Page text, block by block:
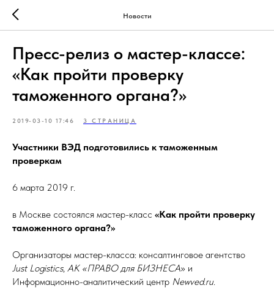
Новости
Пресс-релиз о мастер-классе:
«Как пройти проверку
таможенного органа?»
2019-03-10 17:46 3 СТРАНИЦА
Участники ВЭД подготовились к таможенным
проверкам
6 марта 2019 г.
в Москве состоялся мастер-класс «Как пройти проверку
таможенного органа?»
Организаторы мастер-класса: консалтинговое агентство
Just Logistics, АК «ПРАВО для БИЗНЕСА» и
Информационно-аналитический центр Newved.ru.